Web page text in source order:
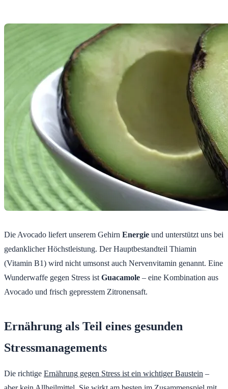
Die Avocado liefert unserem Gehirn Energie und unterstützt uns bei
gedanklicher Höchstleistung. Der Hauptbestandteil Thiamin
(Vitamin B1) wird nicht umsonst auch Nervenvitamin genannt. Eine
Wunderwaffe gegen Stress ist Guacamole – eine Kombination aus
Avocado und frisch gepresstem Zitronensaft.
Ernährung als Teil eines gesunden
Stressmanagements
Die richtige Ernährung gegen Stress ist ein wichtiger Baustein –